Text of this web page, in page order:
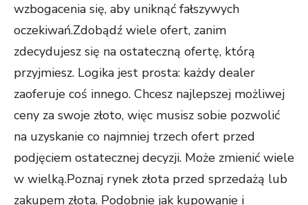
wzbogacenia się, aby uniknąć fałszywych
oczekiwań.Zdobądź wiele ofert, zanim
zdecydujesz się na ostateczną ofertę, którą
przyjmiesz. Logika jest prosta: każdy dealer
zaoferuje coś innego. Chcesz najlepszej możliwej
ceny za swoje złoto, więc musisz sobie pozwolić
na uzyskanie co najmniej trzech ofert przed
podjęciem ostatecznej decyzji. Może zmienić wiele
w wielką.Poznaj rynek złota przed sprzedażą lub
zakupem złota. Podobnie jak kupowanie i